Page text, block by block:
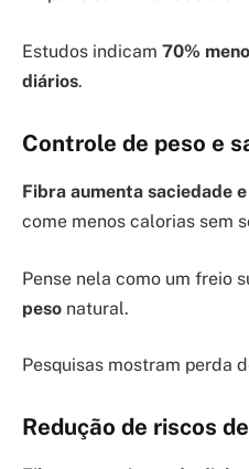
Estudos indicam 70%
diários.
Controle de peso e
Fibra aumenta saciedade
come menos calorias sem
Pense nela como um freio
peso natural.
Pesquisas mostram perda
Redução de riscos